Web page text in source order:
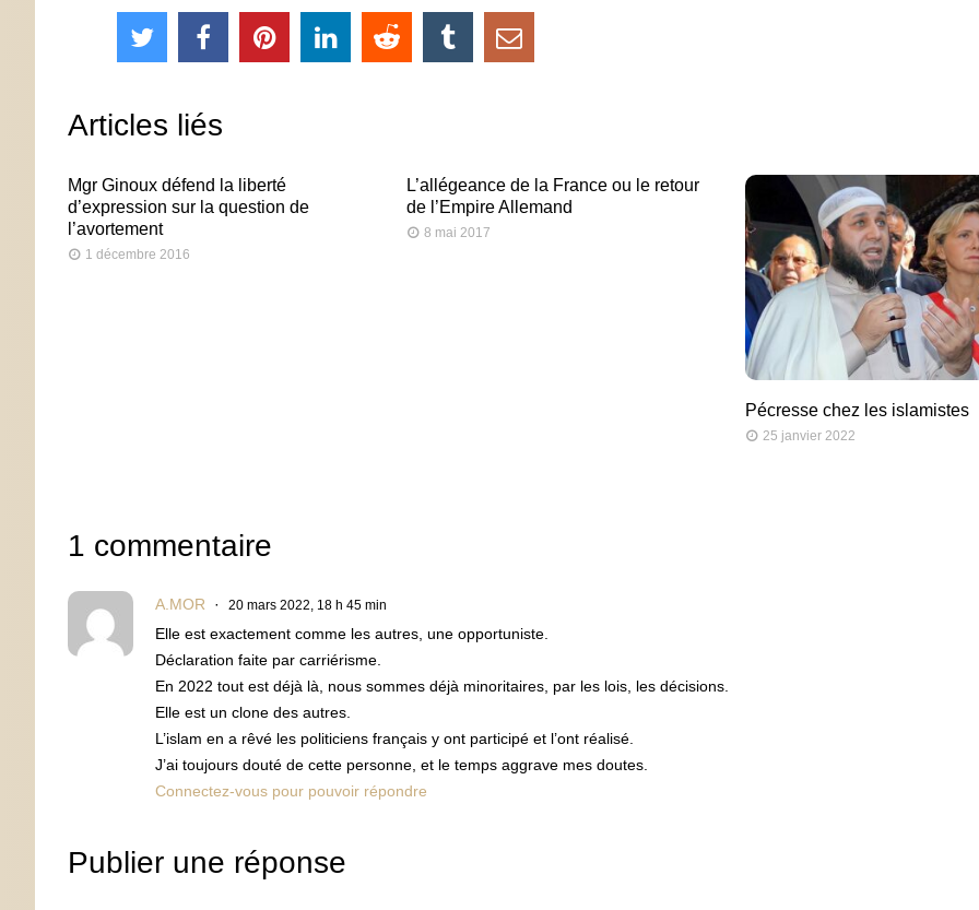
Articles liés
Mgr Ginoux défend la liberté
d’expression sur la question de
l’avortement
1 décembre 2016
L’allégeance de la France ou le retour
de l’Empire Allemand
8 mai 2017
Pécresse chez les islamistes
25 janvier 2022
1 commentaire
A.MOR 20 mars 2022, 18 h 45 min
Elle est exactement comme les autres, une opportuniste.
Déclaration faite par carriérisme.
En 2022 tout est déjà là, nous sommes déjà minoritaires, par les lois, les décisions.
Elle est un clone des autres.
L’islam en a rêvé les politiciens français y ont participé et l’ont réalisé.
J’ai toujours douté de cette personne, et le temps aggrave mes doutes.
Connectez-vous pour pouvoir répondre
Publier une réponse